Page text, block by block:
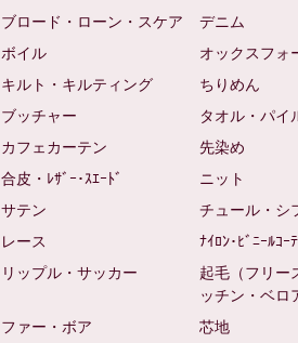
ブロード・ローン・スケア
デニム
ボイル
オックスフォ
キルト・キルティング
ちりめん
ブッチャー
タオル・パイ
カフェカーテン
先染め
合皮・ﾚｻﾞｰ･ｽｴｰﾄﾞ
ニット
サテン
チュール・シ
レース
ﾅｲﾛﾝ･ﾋﾞﾆｰﾙｺｰ
リップル・サッカー
起毛（フリー
ッチン・ベロ
ファー・ボア 芯地